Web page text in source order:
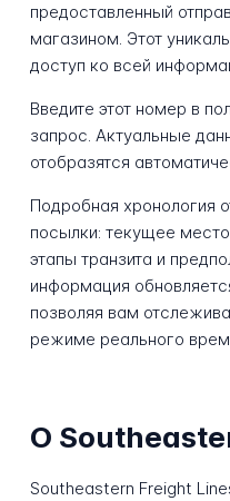
предоставленный
магазином. Этот
доступ ко всей
Введите этот номер в
запрос. Актуальные
отобразятся
Подробная хронология
посылки: текущее
этапы транзита и
информация
позволяя вам
режиме реального
О
Southeastern Freight